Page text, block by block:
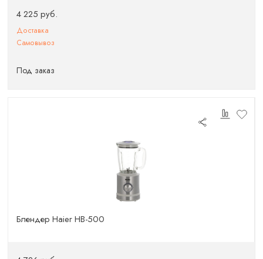
4 225 руб.
Доставка
Самовывоз
Под заказ
Блендер Haier HB-500